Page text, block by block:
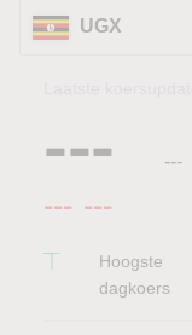
UGX
--- ---
--- ---
Hoogste
dagkoers